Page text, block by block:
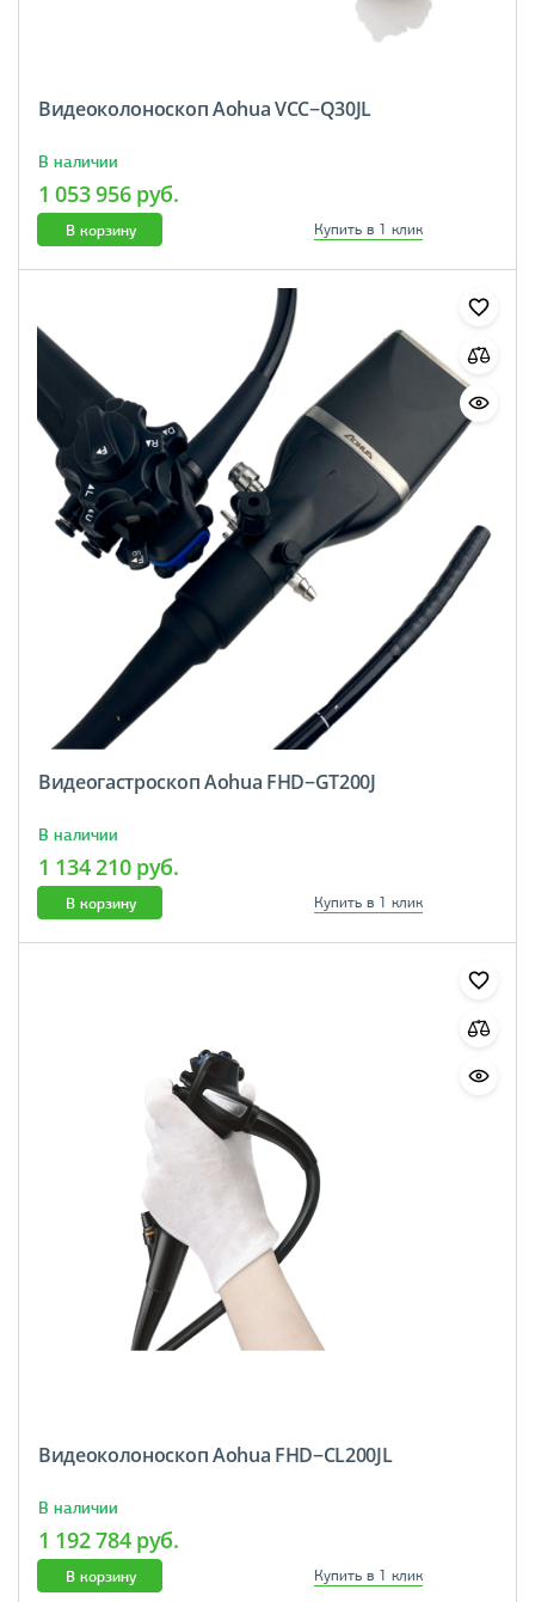
Видеоколоноскоп Aohua VCC−Q30JL
В наличии
1 053 956 руб.
В корзину Купить в 1 клик
Видеогастроскоп Aohua FHD−GT200J
В наличии
1 134 210 руб.
В корзину Купить в 1 клик
Видеоколоноскоп Aohua FHD−CL200JL
В наличии
1 192 784 руб.
В корзину Купить в 1 клик